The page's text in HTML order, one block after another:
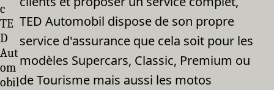
c
TE
D
Aut
om
obil
TED Automobil dispose de son propre
service d'assurance que cela soit pour les
modèles Supercars, Classic, Premium ou
de Tourisme mais aussi les motos